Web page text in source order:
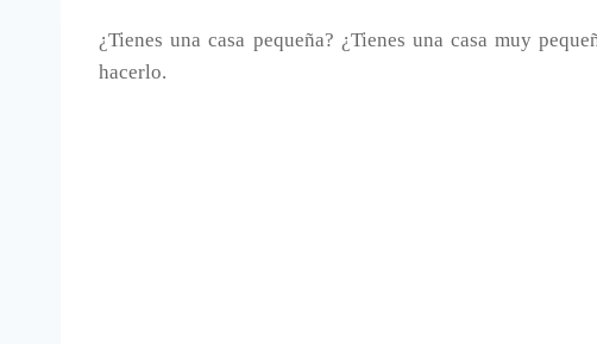
¿Tienes una casa pequeña? ¿Tienes una casa muy
hacerlo.